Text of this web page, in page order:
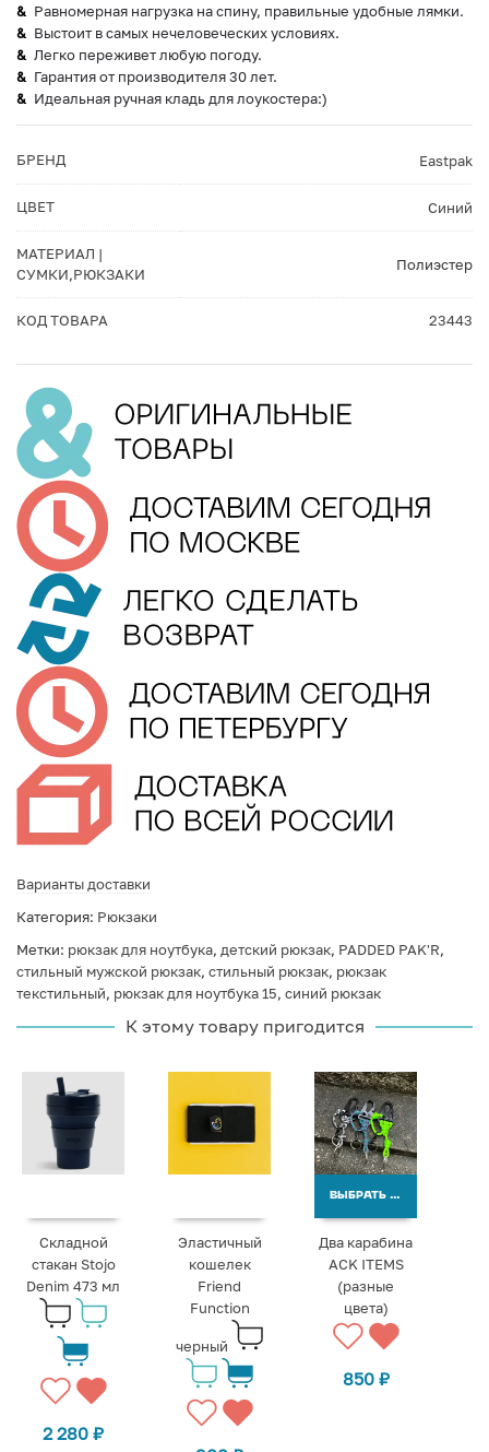
Равномерная нагрузка на спину, правильные удобные лямки.
Выстоит в самых нечеловеческих условиях.
Легко переживет любую погоду.
Гарантия от производителя 30 лет.
Идеальная ручная кладь для лоукостера:)
БРЕНД Eastpak
ЦВЕТ Синий
МАТЕРИАЛ |
СУМКИ,РЮКЗАКИ
Полиэстер
КОД ТОВАРА 23443
Варианты доставки
Категория: Рюкзаки
Метки: рюкзак для ноутбука, детский рюкзак, PADDED PAK'R,
стильный мужской рюкзак, стильный рюкзак, рюкзак
текстильный, рюкзак для ноутбука 15, синий рюкзак
К этому товару пригодится
Складной
стакан Stojo
Denim 473 мл
2 280₽
Эластичный
кошелек
Friend
Function
черный
ВЫБРАТЬ ВАРИАНТЫ
Два карабина
ACK ITEMS
(разные
цвета)
850 ₽